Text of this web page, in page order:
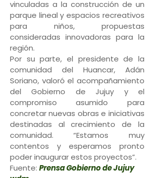
vinculadas a la construcción de un
parque lineal y espacios recreativos
para niños, propuestas
consideradas innovadoras para la
región.
Por su parte, el presidente de la
comunidad del Huancar, Adán
Soriano, valoró el acompañamiento
del Gobierno de Jujuy y el
compromiso asumido para
concretar nuevas obras e iniciativas
destinadas al crecimiento de la
comunidad. “Estamos muy
contentos y esperamos pronto
poder inaugurar estos proyectos”.
Fuente: Prensa Gobierno de Jujuy